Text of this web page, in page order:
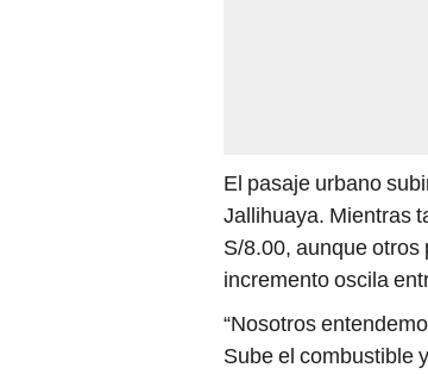
El pasaje urbano
Jallihuaya. Mientras
S/8.00, aunque otros
incremento oscila
“Nosotros
Sube el combustible